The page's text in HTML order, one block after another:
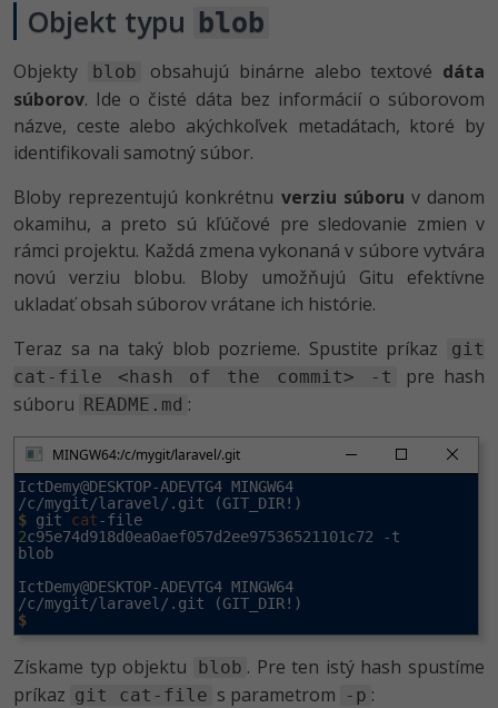
Objekt typu blob
Objekty blob obsahujú binárne alebo textové dáta
súborov. Ide o čisté dáta bez informácií o súborovom
názve, ceste alebo akýchkoľvek metadátach, ktoré by
identifikovali samotný súbor.
Bloby reprezentujú konkrétnu verziu súboru v danom
okamihu, a preto sú kľúčové pre sledovanie zmien v
rámci projektu. Každá zmena vykonaná v súbore vytvára
novú verziu blobu. Bloby umožňujú Gitu efektívne
ukladať obsah súborov vrátane ich histórie.
Teraz sa na taký blob pozrieme. Spustite príkaz
git
cat-file <hash of the commit> -t
pre hash
súboru README.md :
MINGW64:/c/mygit/laravel/.git
IctDemy@DESKTOP-ADEVTG4 MINGW64
$ git cat
2c95e74d918d0ea0aef057d2ee97536521101c72 -t
blob
IctDemy@DESKTOP-ADEVTG4 MINGW64
$
Získame typ objektu blob . Pre ten istý hash spustíme
príkaz git cat-file s parametrom -p :